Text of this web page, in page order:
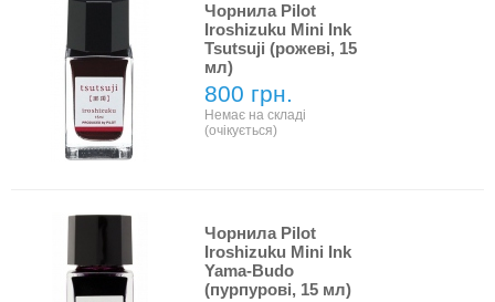
Чорнила Pilot
Iroshizuku Mini Ink
Tsutsuji (рожеві, 15
мл)
800 грн.
Немає на складі
(очікується)
Чорнила Pilot
Iroshizuku Mini Ink
Yama-Budo
(пурпурові, 15 мл)